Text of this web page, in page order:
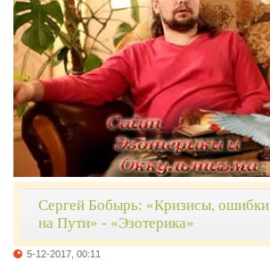
Сергей Бобырь: «Кризисы,
на Пути» - «Эзотерика»
5-12-2017, 00:11